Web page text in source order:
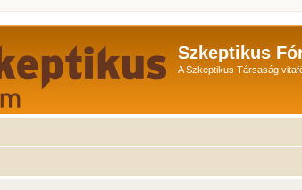
Szkeptikus
A Szkeptikus Társaság